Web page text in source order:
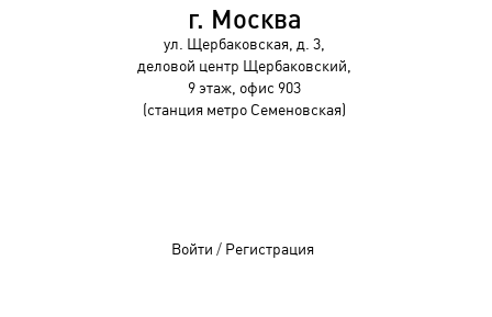
г. Москва
ул. Щербаковская, д. 3,
деловой центр Щербаковский,
9 этаж, офис 903
(станция метро Семеновская)
Войти / Регистрация